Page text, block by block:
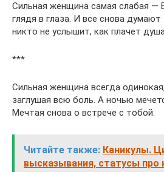
Сильная женщина самая слабая —
глядя в глаза. И все снова
никто не услышит, как плачет
***
Сильная женщина всегда
заглушая всю боль. А ночью
Мечтая снова о встрече с тобой.
Читайте также: Каникулы.
высказывания, статусы про